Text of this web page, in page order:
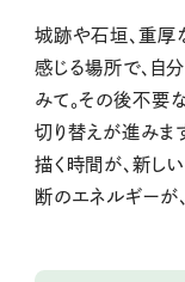
城跡や石垣、重厚
感じる場所で、自
みて。その後不要
切り替えが進みま
描く時間が、新し
断のエネルギーが